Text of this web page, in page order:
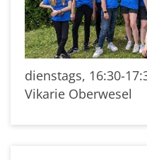
dienstags, 16:30-
Vikarie Oberwesel